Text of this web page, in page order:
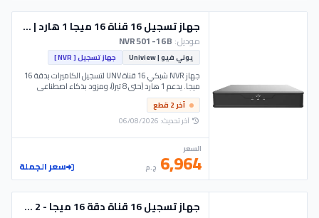
جهاز تسجيل 16 قناة 16 ميجا 1 هارد | NVR501-16B - UNV
موديل:
يوني فيو | Uniview جهاز تسجيل [ NVR ]
جهاز NVR شبكي 16 قناة UNV لتسجيل الكاميرات بدقة 16
ميجا. يدعم 1 هارد (حتى 8 تيرا)، ومزود بذكاء اصطناعي
(كشف اختراق وحركة). موديل NVR501-16B - UNV.
آخر 2 قطع
آخر تحديث: 06/08/2026
السعر
6,964 ج.م سعر الجملة
جهاز تسجيل 16 قناة دقة 16 ميجا - 2 هارد ديسك - Unv